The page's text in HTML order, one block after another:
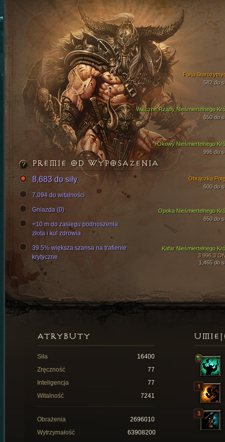
Wieczne Rządy Nieśmiertelnego
650 do
Okowy Nieśmiertelnego
996 do
Furia
582 do
Opoka Nieśmiertelnego
650 do
Kafar Nieśmiertelnego
3 996,3
1,465 do
Obrączka
600 do
PREMIE OD WYPOSAŻENIA
8,683 do siły
7,094 do witalności
Gniazda (0)
+10 m do zasięgu podnoszenia
złota i kul zdrowia
39.5% większa szansa na trafienie
krytyczne
ATRYBUTY
Siła
16400
Zręczność
77
Inteligencja
77
Witalność
7241
Obrażenia
2696010
Wytrzymałość
63908200